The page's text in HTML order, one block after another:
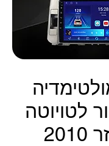
לטויוטה